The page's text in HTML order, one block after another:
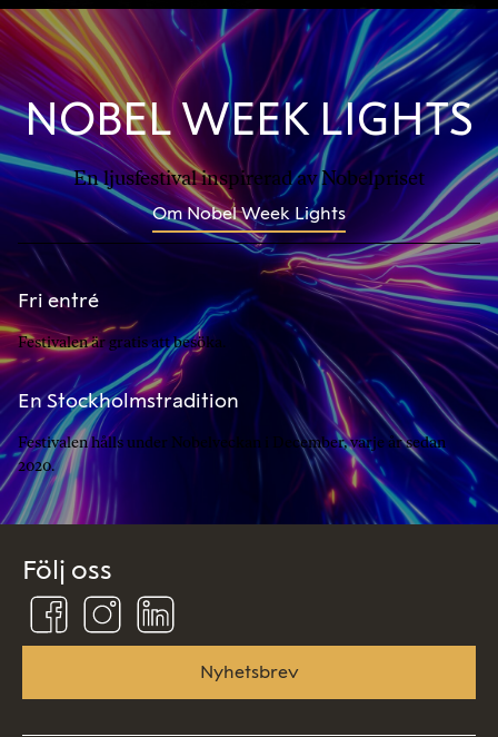
NOBEL WEEK LIGHTS
En ljusfestival inspirerad av Nobelpriset
Om Nobel Week Lights
Fri entré
Festivalen är gratis att besöka.
En Stockholmstradition
Festivalen hålls under Nobelveckan i December, varje år sedan
2020.
Följ oss
Följ
oss
på
Följ
på
InstagramLinkedin
Nyhetsbrev